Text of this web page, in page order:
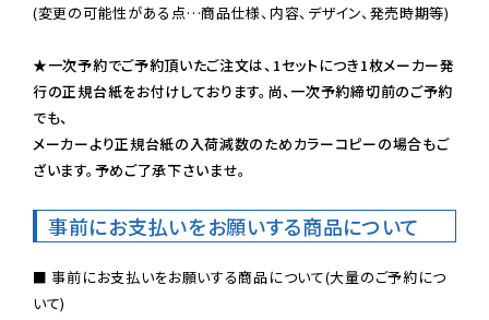
(変更の可能性がある点…商品仕様、内容、デザイン、発売時期等)
★一次予約でご予約頂いたご注文は、1セットにつき1枚メーカー発
行の正規台紙をお付けしております。尚、一次予約締切前のご予約
でも、
メーカーより正規台紙の入荷減数のためカラーコピーの場合もご
ざいます。予めご了承下さいませ。
事前にお支払いをお願いする商品について
■ 事前にお支払いをお願いする商品について(大量のご予約につ
いて)